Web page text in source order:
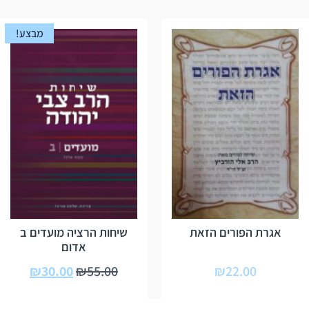
אגרת הפורים הזאת
₪22.00
מבצע!
שיחות הרציה מועדים ב
אדום
₪55.00
₪30.00